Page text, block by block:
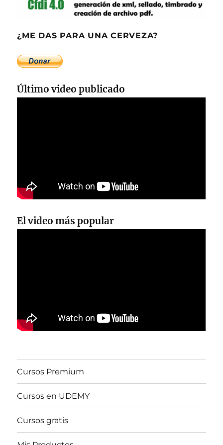
¿ME DAS PARA UNA CERVEZA?
Último video publicado
El video más popular
Cursos Premium
Cursos en UDEMY
Cursos gratis